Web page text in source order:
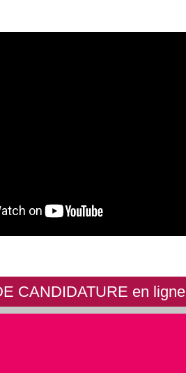
CANDIDATURE en ligne